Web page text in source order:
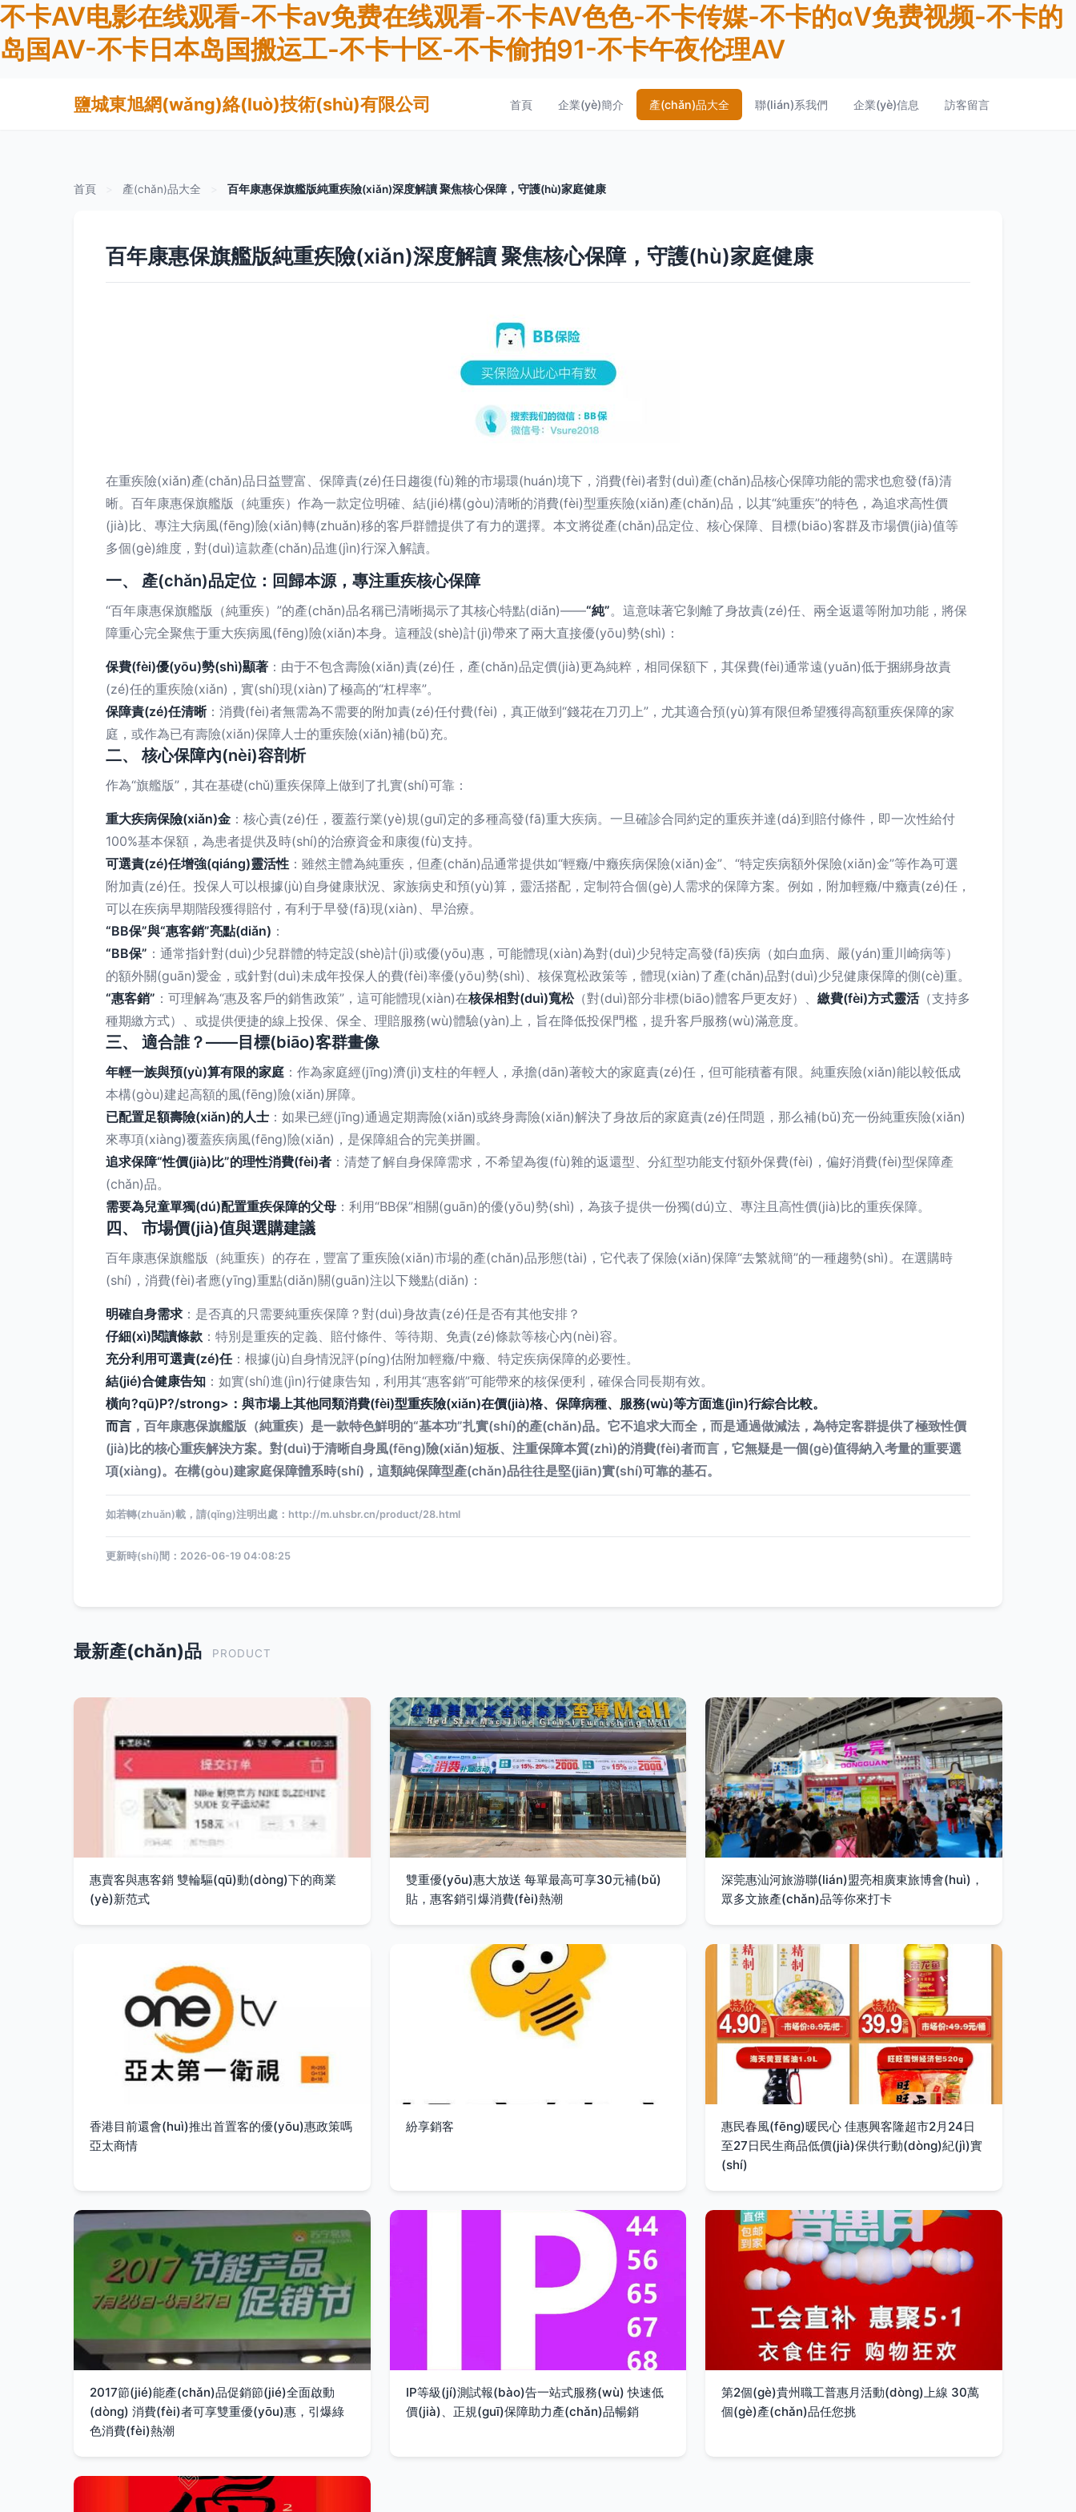
不卡AV电影在线观看-不卡av免费在线观看-不卡AV色色-不卡传媒-不卡的αV免费视频-不卡的
岛国AV-不卡日本岛国搬运工-不卡十区-不卡偷拍91-不卡午夜伦理AV
鹽城東旭網(wǎng)絡(luò)技術(shù)有限公司 首頁 企業(yè)簡介 產(chǎn)品大全 聯(lián)系我們 企業(yè)信息 訪客留言
首頁 產(chǎn)品大全 百年康惠保旗艦版純重疾險(xiǎn)深度解讀 聚焦核心保障，守護(hù)家庭健康
百年康惠保旗艦版純重疾險(xiǎn)深度解讀 聚焦核心保障，守護(hù)家庭健康
在重疾險(xiǎn)產(chǎn)品日益豐富、保障責(zé)任日趨復(fù)雜的市場環(huán)境下，消費(fèi)者對(duì)產(chǎn)品核心保障功能的需求也愈發(fā)清
晰。百年康惠保旗艦版（純重疾）作為一款定位明確、結(jié)構(gòu)清晰的消費(fèi)型重疾險(xiǎn)產(chǎn)品，以其“純重疾”的特色，為追求高性價
(jià)比、專注大病風(fēng)險(xiǎn)轉(zhuǎn)移的客戶群體提供了有力的選擇。本文將從產(chǎn)品定位、核心保障、目標(biāo)客群及市場價(jià)值等
多個(gè)維度，對(duì)這款產(chǎn)品進(jìn)行深入解讀。
一、 產(chǎn)品定位：回歸本源，專注重疾核心保障
“百年康惠保旗艦版（純重疾）”的產(chǎn)品名稱已清晰揭示了其核心特點(diǎn)——“純”。這意味著它剝離了身故責(zé)任、兩全返還等附加功能，將保
障重心完全聚焦于重大疾病風(fēng)險(xiǎn)本身。這種設(shè)計(jì)帶來了兩大直接優(yōu)勢(shì)：
保費(fèi)優(yōu)勢(shì)顯著 ：由于不包含壽險(xiǎn)責(zé)任，產(chǎn)品定價(jià)更為純粹，相同保額下，其保費(fèi)通常遠(yuǎn)低于捆綁身故責
(zé)任的重疾險(xiǎn)，實(shí)現(xiàn)了極高的“杠桿率”。
保障責(zé)任清晰：消費(fèi)者無需為不需要的附加責(zé)任付費(fèi)，真正做到“錢花在刀刃上”，尤其適合預(yù)算有限但希望獲得高額重疾保障的家
庭，或作為已有壽險(xiǎn)保障人士的重疾險(xiǎn)補(bǔ)充。
二、 核心保障內(nèi)容剖析
作為“旗艦版”，其在基礎(chǔ)重疾保障上做到了扎實(shí)可靠：
重大疾病保險(xiǎn)金 ：核心責(zé)任，覆蓋行業(yè)規(guī)定的多種高發(fā)重大疾病。一旦確診合同約定的重疾并達(dá)到賠付條件，即一次性給付
100%基本保額，為患者提供及時(shí)的治療資金和康復(fù)支持。
可選責(zé)任增強(qiáng)靈活性 ：雖然主體為純重疾，但產(chǎn)品通常提供如“輕癥/中癥疾病保險(xiǎn)金”、“特定疾病額外保險(xiǎn)金”等作為可選
附加責(zé)任。投保人可以根據(jù)自身健康狀況、家族病史和預(yù)算，靈活搭配，定制符合個(gè)人需求的保障方案。例如，附加輕癥/中癥責(zé)任，
可以在疾病早期階段獲得賠付，有利于早發(fā)現(xiàn)、早治療。
“BB保”與“惠客銷”亮點(diǎn) ：
“BB保” ：通常指針對(duì)少兒群體的特定設(shè)計(jì)或優(yōu)惠，可能體現(xiàn)為對(duì)少兒特定高發(fā)疾病（如白血病、嚴(yán)重川崎病等）
的額外關(guān)愛金，或針對(duì)未成年投保人的費(fèi)率優(yōu)勢(shì)、核保寬松政策等，體現(xiàn)了產(chǎn)品對(duì)少兒健康保障的側(cè)重。
“惠客銷” ：可理解為“惠及客戶的銷售政策”，這可能體現(xiàn)在核保相對(duì)寬松（對(duì)部分非標(biāo)體客戶更友好）、 繳費(fèi)方式靈活（支持多
種期繳方式）、或提供便捷的線上投保、保全、理賠服務(wù)體驗(yàn)上，旨在降低投保門檻，提升客戶服務(wù)滿意度。
三、 適合誰？——目標(biāo)客群畫像
年輕一族與預(yù)算有限的家庭 ：作為家庭經(jīng)濟(jì)支柱的年輕人，承擔(dān)著較大的家庭責(zé)任，但可能積蓄有限。純重疾險(xiǎn)能以較低成
本構(gòu)建起高額的風(fēng)險(xiǎn)屏障。
已配置足額壽險(xiǎn)的人士 ：如果已經(jīng)通過定期壽險(xiǎn)或終身壽險(xiǎn)解決了身故后的家庭責(zé)任問題，那么補(bǔ)充一份純重疾險(xiǎn)
來專項(xiàng)覆蓋疾病風(fēng)險(xiǎn)，是保障組合的完美拼圖。
追求保障“性價(jià)比”的理性消費(fèi)者 ：清楚了解自身保障需求，不希望為復(fù)雜的返還型、分紅型功能支付額外保費(fèi)，偏好消費(fèi)型保障產
(chǎn)品。
需要為兒童單獨(dú)配置重疾保障的父母 ：利用“BB保”相關(guān)的優(yōu)勢(shì)，為孩子提供一份獨(dú)立、專注且高性價(jià)比的重疾保障。
四、 市場價(jià)值與選購建議
百年康惠保旗艦版（純重疾）的存在，豐富了重疾險(xiǎn)市場的產(chǎn)品形態(tài)，它代表了保險(xiǎn)保障“去繁就簡”的一種趨勢(shì)。在選購時
(shí)，消費(fèi)者應(yīng)重點(diǎn)關(guān)注以下幾點(diǎn)：
明確自身需求 ：是否真的只需要純重疾保障？對(duì)身故責(zé)任是否有其他安排？
仔細(xì)閱讀條款 ：特別是重疾的定義、賠付條件、等待期、免責(zé)條款等核心內(nèi)容。
充分利用可選責(zé)任：根據(jù)自身情況評(píng)估附加輕癥/中癥、特定疾病保障的必要性。
結(jié)合健康告知 ：如實(shí)進(jìn)行健康告知，利用其“惠客銷”可能帶來的核保便利，確保合同長期有效。
橫向?qū)Ρ?/strong>：與市場上其他同類消費(fèi)型重疾險(xiǎn)在價(jià)格、保障病種、服務(wù)等方面進(jìn)行綜合比較。
而言 ，百年康惠保旗艦版（純重疾）是一款特色鮮明的“基本功”扎實(shí)的產(chǎn)品。它不追求大而全，而是通過做減法，為特定客群提供了極致性價
(jià)比的核心重疾解決方案。對(duì)于清晰自身風(fēng)險(xiǎn)短板、注重保障本質(zhì)的消費(fèi)者而言，它無疑是一個(gè)值得納入考量的重要選
項(xiàng)。在構(gòu)建家庭保障體系時(shí)，這類純保障型產(chǎn)品往往是堅(jiān)實(shí)可靠的基石。
如若轉(zhuǎn)載，請(qǐng)注明出處：http://m.uhsbr.cn/product/28.html
更新時(shí)間：2026-06-19 04:08:25
最新產(chǎn)品 PRODUCT
惠賣客與惠客銷 雙輪驅(qū)動(dòng)下的商業
(yè)新范式
雙重優(yōu)惠大放送 每單最高可享30元補(bǔ)
貼，惠客銷引爆消費(fèi)熱潮
深莞惠汕河旅游聯(lián)盟亮相廣東旅博會(huì)，
眾多文旅產(chǎn)品等你來打卡
香港目前還會(huì)推出首置客的優(yōu)惠政策嗎
亞太商情
紛享銷客
惠民春風(fēng)暖民心 佳惠興客隆超市2月24日
至27日民生商品低價(jià)保供行動(dòng)紀(jì)實
(shí)
2017節(jié)能產(chǎn)品促銷節(jié)全面啟動
(dòng) 消費(fèi)者可享雙重優(yōu)惠，引爆綠
色消費(fèi)熱潮
IP等級(jí)測試報(bào)告一站式服務(wù) 快速低
價(jià)、正規(guī)保障助力產(chǎn)品暢銷
第2個(gè)貴州職工普惠月活動(dòng)上線 30萬
個(gè)產(chǎn)品任您挑